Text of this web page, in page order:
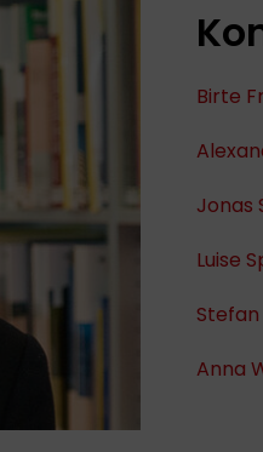
Birte
Jonas
Luise
Anna